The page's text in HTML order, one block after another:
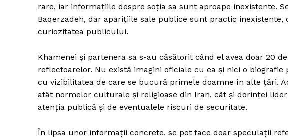
rare, iar informațiile despre soția sa sunt aproape inexistente.
Baqerzadeh, dar aparițiile sale publice sunt practic inexistente,
curiozitatea publicului.
Khamenei și partenera sa s-au căsătorit când el avea doar 20
reflectoarelor. Nu există imagini oficiale cu ea și nici o
cu vizibilitatea de care se bucură primele doamne în alte țări.
atât normelor culturale și religioase din Iran, cât și dorinței
atenția publică și de eventualele riscuri de securitate.
În lipsa unor informații concrete, se pot face doar speculații